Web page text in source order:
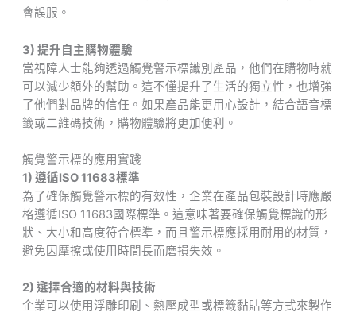
會誤服。
3) 提升自主購物體驗
當視障人士能夠透過觸覺警示標識別產品，他們在購物時就
可以減少額外的幫助。這不僅提升了生活的獨立性，也增強
了他們對品牌的信任。如果產品能更用心設計，結合語音標
籤或二維碼技術，購物體驗將更加便利。
觸覺警示標的應用實踐
1) 遵循ISO 11683標準
為了確保觸覺警示標的有效性，企業在產品包裝設計時應嚴
格遵循ISO 11683國際標準。這意味著要確保觸覺標識的形
狀、大小和高度符合標準，而且警示標應採用耐用的材質，
避免因摩擦或使用時間長而磨損失效。
2) 選擇合適的材料與技術
企業可以使用浮雕印刷、熱壓成型或標籤黏貼等方式來製作